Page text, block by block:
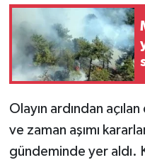
Olayın ardından
ve zaman aşımı
gündeminde yer aldı.